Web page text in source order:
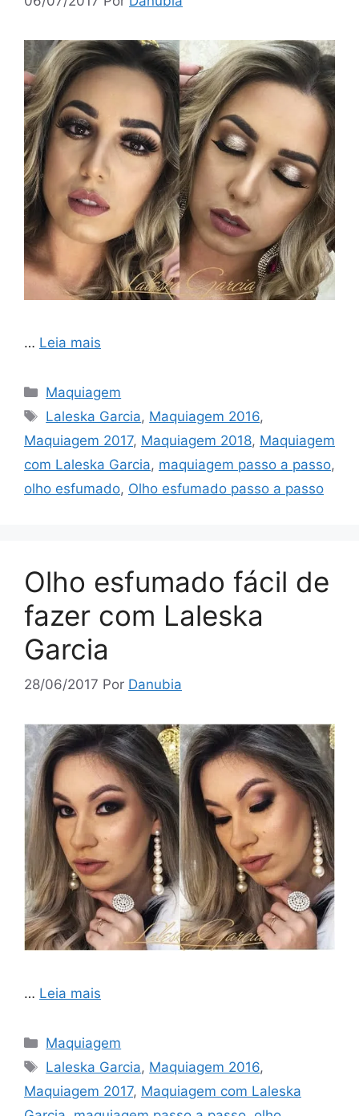
… Leia mais
Categorias
Maquiagem
Tags
Laleska Garcia, Maquiagem 2016,
Maquiagem 2017, Maquiagem 2018, Maquiagem
com Laleska Garcia, maquiagem passo a passo,
olho esfumado, Olho esfumado passo a passo
Olho esfumado fácil de
fazer com Laleska
Garcia
28/06/2017 Por Danubia
… Leia mais
Categorias
Maquiagem
Tags
Laleska Garcia, Maquiagem 2016,
Maquiagem 2017, Maquiagem com Laleska